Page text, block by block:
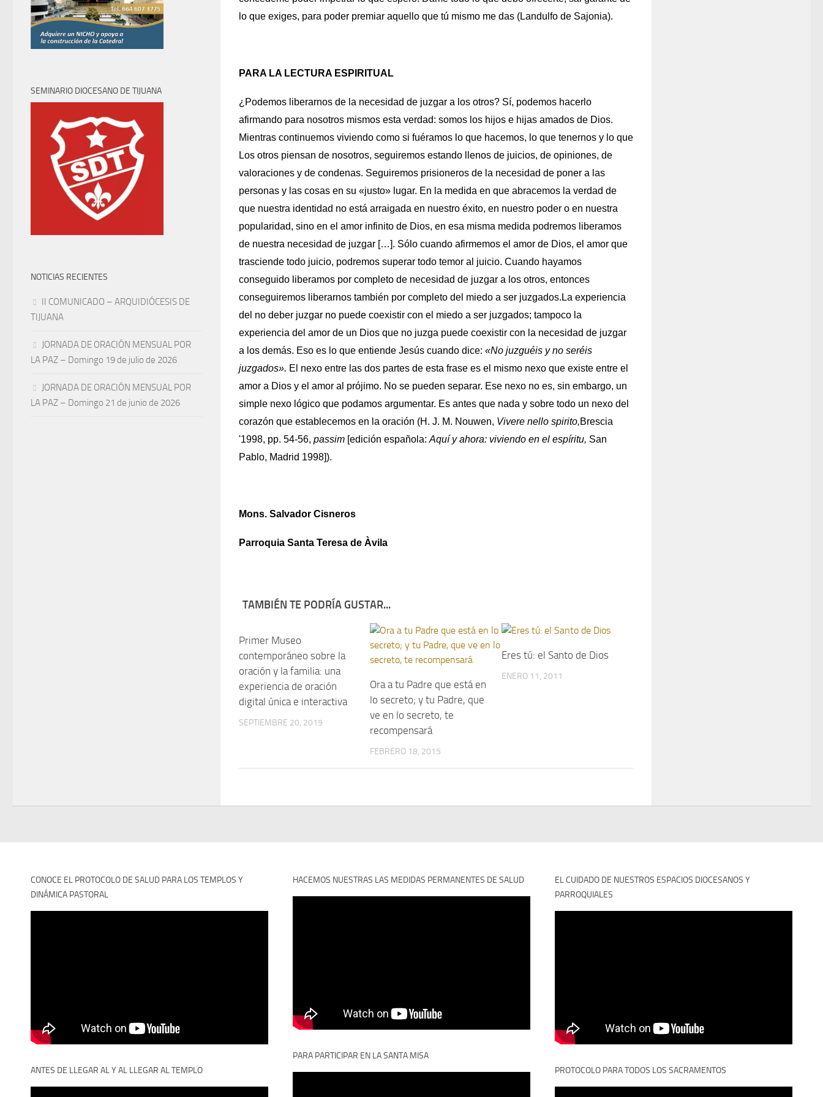
lo que exiges, para poder premiar aquello que tú mismo me das (Landulfo de Sajonia).
PARA LA LECTURA ESPIRITUAL
¿Podemos liberarnos de la necesidad de juzgar a los otros? Sí, podemos hacerlo
afirmando para nosotros mismos esta verdad: somos los hijos e hijas amados de Dios.
Mientras continuemos viviendo como si fuéramos lo que hacemos, lo que tenernos y lo que
Los otros piensan de nosotros, seguiremos estando llenos de juicios, de opiniones, de
valoraciones y de condenas. Seguiremos prisioneros de la necesidad de poner a las
personas y las cosas en su «justo» lugar. En la medida en que abracemos la verdad de
que nuestra identidad no está arraigada en nuestro éxito, en nuestro poder o en nuestra
popularidad, sino en el amor infinito de Dios, en esa misma medida podremos liberamos
de nuestra necesidad de juzgar […]. Sólo cuando afirmemos el amor de Dios, el amor que
trasciende todo juicio, podremos superar todo temor al juicio. Cuando hayamos
conseguido liberamos por completo de necesidad de juzgar a los otros, entonces
conseguiremos liberarnos también por completo del miedo a ser juzgados. La experiencia
del no deber juzgar no puede coexistir con el miedo a ser juzgados; tampoco la
experiencia del amor de un Dios que no juzga puede coexistir con la necesidad de juzgar
a los demás. Eso es lo que entiende Jesús cuando dice: «No juzguéis y no seréis
juzgados». El nexo entre las dos partes de esta frase es el mismo nexo que existe entre el
amor a Dios y el amor al prójimo. No se pueden separar. Ese nexo no es, sin embargo, un
simple nexo lógico que podamos argumentar. Es antes que nada y sobre todo un nexo del
corazón que establecemos en la oración (H. J. M. Nouwen, Vivere nello spirito,Brescia
'1998, pp. 54-56, passim [edición española: Aquí y ahora: viviendo en el espíritu, San
Pablo, Madrid 1998]).
Mons. Salvador Cisneros
Parroquia Santa Teresa de Àvila
TAMBIÉN TE PODRÍA GUSTAR...
Primer Museo
contemporáneo sobre la
oración y la familia: una
experiencia de oración
digital única e interactiva
SEPTIEMBRE 20, 2019
Ora a tu Padre que está en
lo secreto; y tu Padre, que
ve en lo secreto, te
recompensará
FEBRERO 18, 2015
Eres tú: el Santo de Dios
ENERO 11, 2011
SEMINARIO DIOCESANO DE TIJUANA
NOTICIAS RECIENTES
II COMUNICADO – ARQUIDIÓCESIS DE
TIJUANA
JORNADA DE ORACIÓN MENSUAL POR
LA PAZ – Domingo 19 de julio de 2026
JORNADA DE ORACIÓN MENSUAL POR
LA PAZ – Domingo 21 de junio de 2026
CONOCE EL PROTOCOLO DE SALUD PARA LOS TEMPLOS Y
DINÁMICA PASTORAL
ANTES DE LLEGAR AL Y AL LLEGAR AL TEMPLO
HACEMOS NUESTRAS LAS MEDIDAS PERMANENTES DE SALUD
PARA PARTICIPAR EN LA SANTA MISA
EL CUIDADO DE NUESTROS ESPACIOS DIOCESANOS Y
PARROQUIALES
PROTOCOLO PARA TODOS LOS SACRAMENTOS